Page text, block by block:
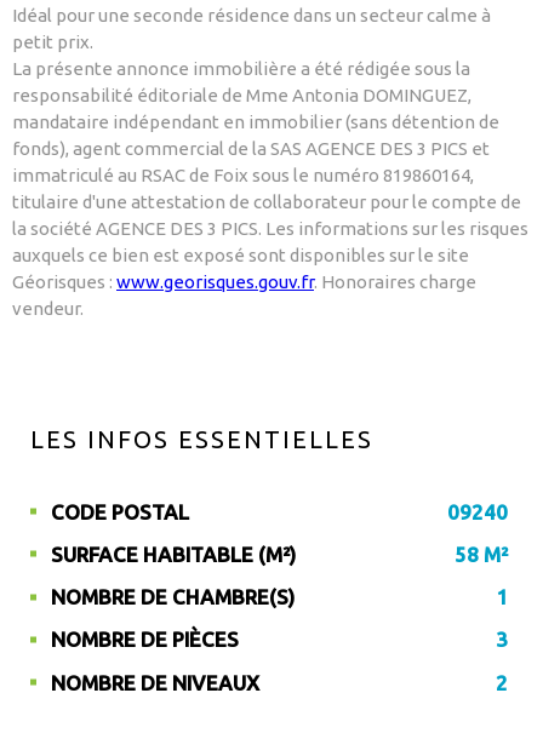
Idéal pour une seconde résidence dans un secteur calme à
petit prix.
La présente annonce immobilière a été rédigée sous la
responsabilité éditoriale de Mme Antonia DOMINGUEZ,
mandataire indépendant en immobilier (sans détention de
fonds), agent commercial de la SAS AGENCE DES 3 PICS et
immatriculé au RSAC de Foix sous le numéro 819860164,
titulaire d'une attestation de collaborateur pour le compte de
la société AGENCE DES 3 PICS. Les informations sur les risques
auxquels ce bien est exposé sont disponibles sur le site
Géorisques : www.georisques.gouv.fr. Honoraires charge
vendeur.
LES INFOS ESSENTIELLES
Caractérisque Valeurs
CODE POSTAL
09240
SURFACE HABITABLE (M²)
58 M²
NOMBRE DE CHAMBRE(S)
1
NOMBRE DE PIÈCES
3
NOMBRE DE NIVEAUX
2